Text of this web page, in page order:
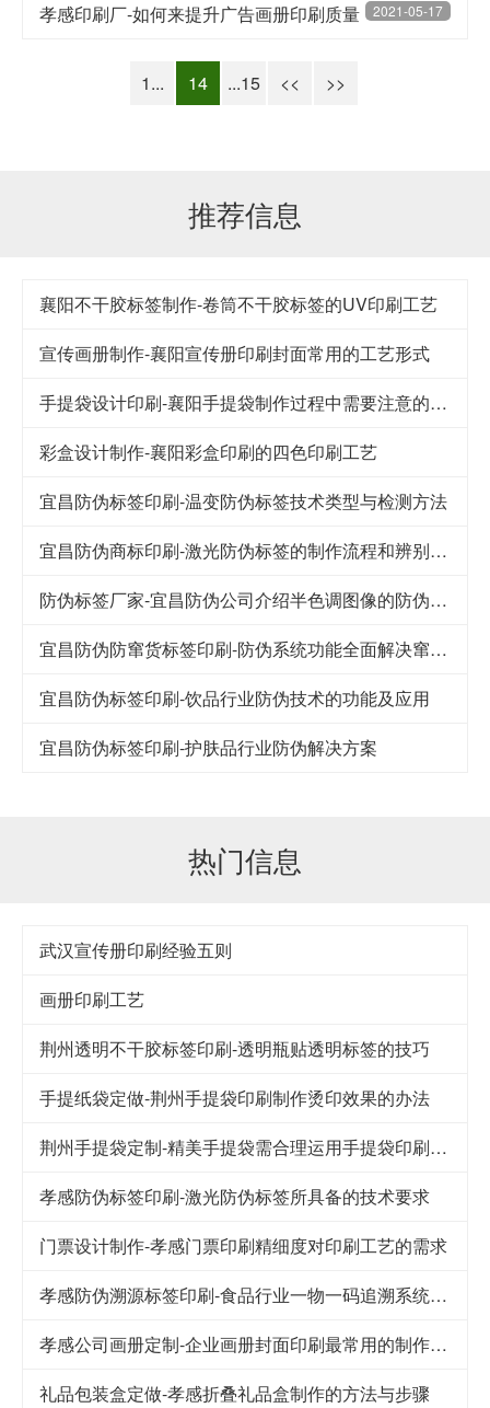
2021-05-17
孝感印刷厂-如何来提升广告画册印刷质量
1... 14 ...15 << >>
推荐信息
襄阳不干胶标签制作-卷筒不干胶标签的UV印刷工艺
宣传画册制作-襄阳宣传册印刷封面常用的工艺形式
手提袋设计印刷-襄阳手提袋制作过程中需要注意的要点
彩盒设计制作-襄阳彩盒印刷的四色印刷工艺
宜昌防伪标签印刷-温变防伪标签技术类型与检测方法
宜昌防伪商标印刷-激光防伪标签的制作流程和辨别方法
防伪标签厂家-宜昌防伪公司介绍半色调图像的防伪技术
宜昌防伪防窜货标签印刷-防伪系统功能全面解决窜货难题
宜昌防伪标签印刷-饮品行业防伪技术的功能及应用
宜昌防伪标签印刷-护肤品行业防伪解决方案
热门信息
武汉宣传册印刷经验五则
画册印刷工艺
荆州透明不干胶标签印刷-透明瓶贴透明标签的技巧
手提纸袋定做-荆州手提袋印刷制作烫印效果的办法
荆州手提袋定制-精美手提袋需合理运用手提袋印刷技巧
孝感防伪标签印刷-激光防伪标签所具备的技术要求
门票设计制作-孝感门票印刷精细度对印刷工艺的需求
孝感防伪溯源标签印刷-食品行业一物一码追溯系统解决方案
孝感公司画册定制-企业画册封面印刷最常用的制作工艺
礼品包装盒定做-孝感折叠礼品盒制作的方法与步骤